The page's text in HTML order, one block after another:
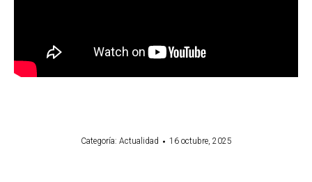
Categoría: Actualidad 16 octubre, 2025